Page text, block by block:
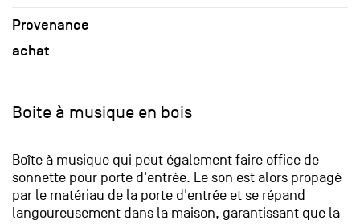
Provenance
achat
Boite à musique en bois
Boîte à musique qui peut également faire office de
sonnette pour porte d'entrée. Le son est alors propagé
par le matériau de la porte d'entrée et se répand
langoureusement dans la maison, garantissant que la